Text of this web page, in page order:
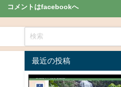
コメントはfacebookへ
最近の投稿